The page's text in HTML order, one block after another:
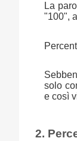
La
"100",
solo
e così
2.